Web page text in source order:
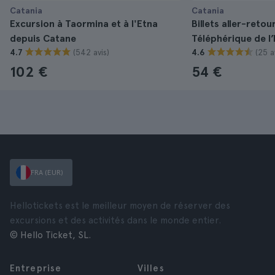
Catania
Excursion à Taormina et à l'Etna
depuis Catane
4.7 (542 avis)
102 €
Catania
Billets aller-
Téléphérique de
4.6 (25
54 €
FRA (EUR)
Hellotickets est le meilleur moyen de réserver des
excursions et des activités dans le monde entier.
© Hello Ticket, SL.
Entreprise
Villes